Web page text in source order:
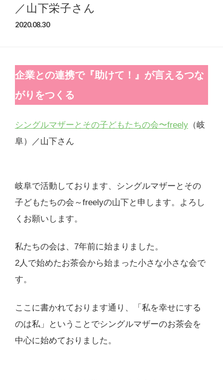
／山下栄子さん
2020.08.30
企業との連携で『助けて！』が言えるつな
がりをつくる
シングルマザーとその子どもたちの会〜freely（岐
阜）／山下さん
岐阜で活動しております、シングルマザーとその
子どもたちの会～freelyの山下と申します。よろし
くお願いします。
私たちの会は、7年前に始まりました。
2人で始めたお茶会から始まった小さな小さな会で
す。
ここに書かれております通り、「私を幸せにする
のは私」ということでシングルマザーのお茶会を
中心に始めておりました。